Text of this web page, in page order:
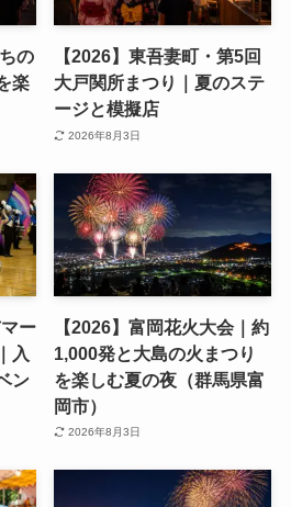
の
楽
【2026】東吾妻町・第5回
大戸関所まつり｜夏のステ
ージと模擬店
2026年8月3日
ー
入
ン
【2026】富岡花火大会｜約
1,000発と大島の火まつり
を楽しむ夏の夜（群馬県富
岡市）
2026年8月3日